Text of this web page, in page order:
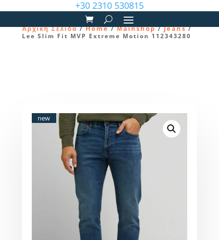
+30 2310 530815
Αρχική Σελίδα/Home/Μainshop/Jeans/
Lee Slim Fit MVP Extreme Motion 112343280
new